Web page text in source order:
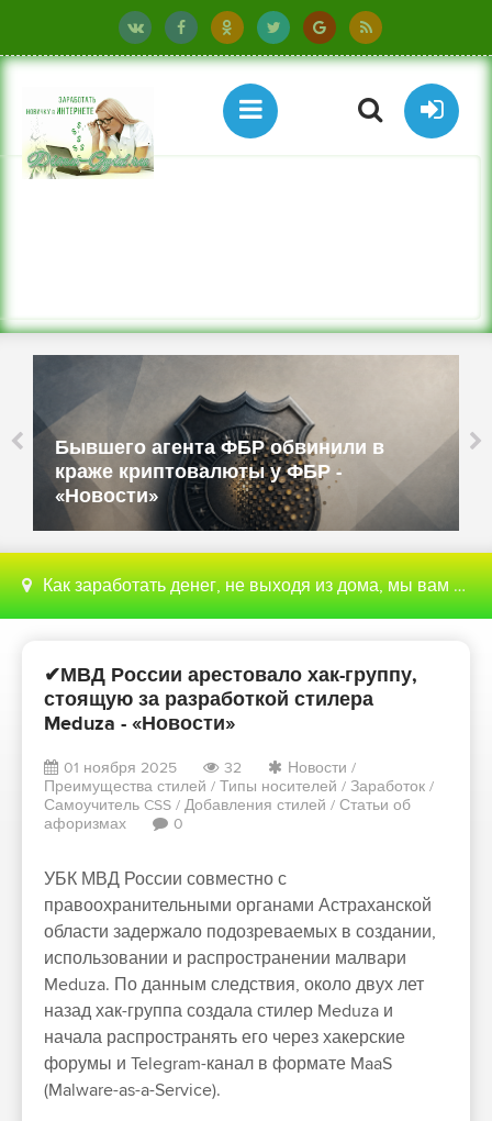
ФБР обвинили в
у ФБР -
Бюджетные ТВ-
смартфоны и
«Новости»
Как заработать денег, не выходя из дома, мы вам поможем с этим разобраться
✔МВД России арестовало хак-группу,
стоящую за разработкой стилера
Meduza - «Новости»
01 ноября 2025 32 Новости /
Преимущества стилей / Типы носителей / Заработок /
Самоучитель CSS / Добавления стилей / Статьи об
афоризмах
0
УБК МВД России совместно с
правоохранительными органами Астраханской
области задержало подозреваемых в создании,
использовании и распространении малвари
Meduza. По данным следствия, около двух лет
назад хак-группа создала стилер Meduza и
начала распространять его через хакерские
форумы и Telegram-канал в формате MaaS
(Malware-as-a-Service).